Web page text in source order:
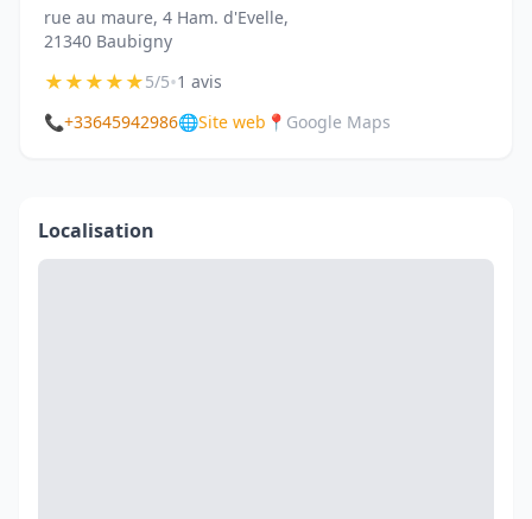
rue au maure, 4 Ham. d'Evelle,
21340 Baubigny
★★★★★5/5•1 avis
📞+33645942986🌐Site web 📍 Google Maps
Localisation